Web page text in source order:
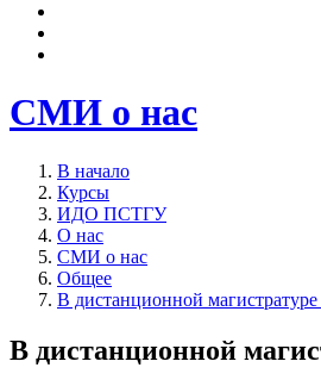
СМИ о нас
В начало
Курсы
ИДО ПСТГУ
О нас
СМИ о нас
Общее
В дистанционной
В дистанционной